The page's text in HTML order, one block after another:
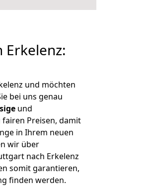
Erkelenz:
und möchten
bei uns genau
und
fairen Preisen, damit
in Ihrem neuen
wir über
nach Erkelenz
somit garantieren,
finden werden.